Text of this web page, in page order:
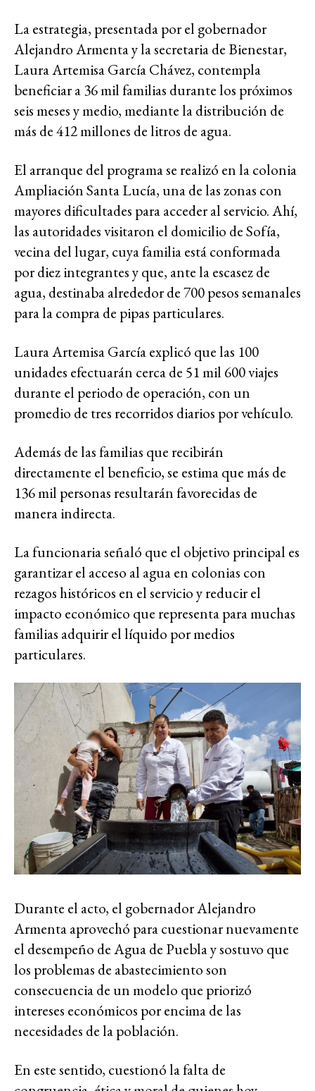
La estrategia, presentada por el gobernador
Alejandro Armenta y la secretaria de Bienestar,
Laura Artemisa García Chávez, contempla
beneficiar a 36 mil familias durante los próximos
seis meses y medio, mediante la distribución de
más de 412 millones de litros de agua.
El arranque del programa se realizó en la colonia
Ampliación Santa Lucía, una de las zonas con
mayores dificultades para acceder al servicio. Ahí,
las autoridades visitaron el domicilio de Sofía,
vecina del lugar, cuya familia está conformada
por diez integrantes y que, ante la escasez de
agua, destinaba alrededor de 700 pesos semanales
para la compra de pipas particulares.
Laura Artemisa García explicó que las 100
unidades efectuarán cerca de 51 mil 600 viajes
durante el periodo de operación, con un
promedio de tres recorridos diarios por vehículo.
Además de las familias que recibirán
directamente el beneficio, se estima que más de
136 mil personas resultarán favorecidas de
manera indirecta.
La funcionaria señaló que el objetivo principal es
garantizar el acceso al agua en colonias con
rezagos históricos en el servicio y reducir el
impacto económico que representa para muchas
familias adquirir el líquido por medios
particulares.
Durante el acto, el gobernador Alejandro
Armenta aprovechó para cuestionar nuevamente
el desempeño de Agua de Puebla y sostuvo que
los problemas de abastecimiento son
consecuencia de un modelo que priorizó
intereses económicos por encima de las
necesidades de la población.
En este sentido, cuestionó la falta de